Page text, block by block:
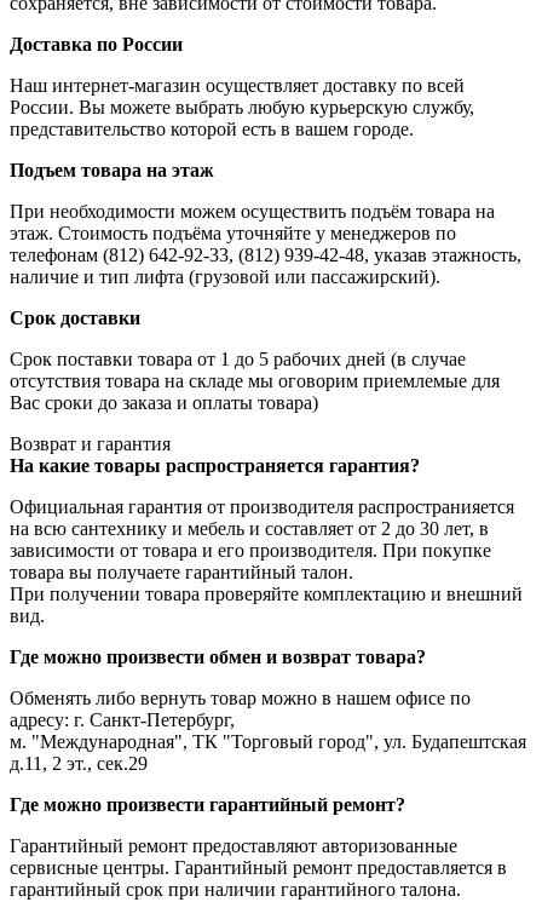
Доставка по России
Наш интернет-магазин осуществляет доставку по всей
России. Вы можете выбрать любую курьерскую службу,
представительство которой есть в вашем городе.
Подъем товара на этаж
При необходимости можем осуществить подъём товара на
этаж. Стоимость подъёма уточняйте у менеджеров по
телефонам (812) 642-92-33, (812) 939-42-48, указав этажность,
наличие и тип лифта (грузовой или пассажирский).
Срок доставки
Срок поставки товара от 1 до 5 рабочих дней (в случае
отсутствия товара на складе мы оговорим приемлемые для
Вас сроки до заказа и оплаты товара)
Возврат и гарантия
На какие товары распространяется гарантия?
Официальная гарантия от производителя распространияется
на всю сантехнику и мебель и составляет от 2 до 30 лет, в
зависимости от товара и его производителя. При покупке
товара вы получаете гарантийный талон.
При получении товара проверяйте комплектацию и внешний
вид.
Где можно произвести обмен и возврат товара?
Обменять либо вернуть товар можно в нашем офисе по
адресу: г. Санкт-Петербург,
м. "Международная", ТК "Торговый город", ул. Будапештская
д.11, 2 эт., сек.29
Где можно произвести гарантийный ремонт?
Гарантийный ремонт предоставляют авторизованные
сервисные центры. Гарантийный ремонт предоставляется в
гарантийный срок при наличии гарантийного талона.